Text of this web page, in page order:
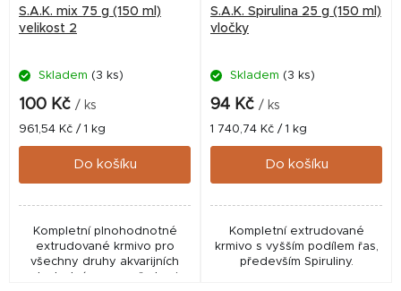
S.A.K. mix 75 g (150 ml)
velikost 2
Skladem (3 ks)
100 Kč / ks
Měrná
cena:
961,54 Kč / 1 kg
Do košíku
Kompletní plnohodnotné
extrudované krmivo pro
všechny druhy akvarijních
S.A.K. Spirulina 25 g (150 ml)
vločky
Skladem (3 ks)
94 Kč / ks
Měrná
cena:
1 740,74 Kč / 1 kg
Do košíku
Kompletní extrudované
krmivo s vyšším podílem řas,
především Spiruliny.